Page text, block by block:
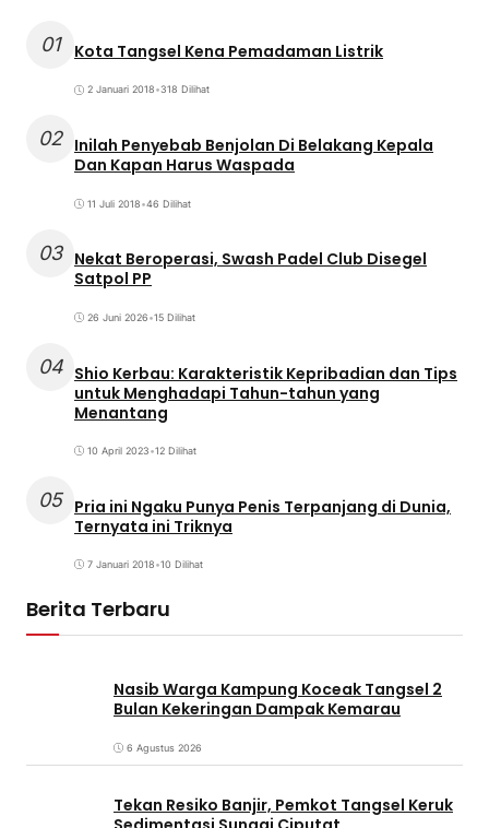
01 Kota Tangsel Kena Pemadaman Listrik
2 Januari 2018•318 Dilihat
02 Inilah Penyebab Benjolan Di Belakang Kepala
Dan Kapan Harus Waspada
11 Juli 2018•46 Dilihat
03 Nekat Beroperasi, Swash Padel Club Disegel
Satpol PP
26 Juni 2026•15 Dilihat
04 Shio Kerbau: Karakteristik Kepribadian dan Tips
untuk Menghadapi Tahun-tahun yang
Menantang
10 April 2023•12 Dilihat
05 Pria ini Ngaku Punya Penis Terpanjang di Dunia,
Ternyata ini Triknya
7 Januari 2018•10 Dilihat
Berita Terbaru
Nasib Warga Kampung Koceak Tangsel 2
Bulan Kekeringan Dampak Kemarau
6 Agustus 2026
Tekan Resiko Banjir, Pemkot Tangsel Keruk